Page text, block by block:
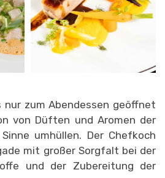
nur zum Abendessen geöffnet
von Düften und Aromen der
umhüllen. Der Chefkoch
mit großer Sorgfalt bei der
und der Zubereitung der